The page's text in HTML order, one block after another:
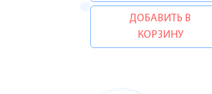
ДОБАВИТЬ В
КОРЗИНУ